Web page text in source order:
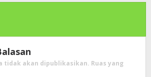
tidak akan dipublikasikan. Ruas yang